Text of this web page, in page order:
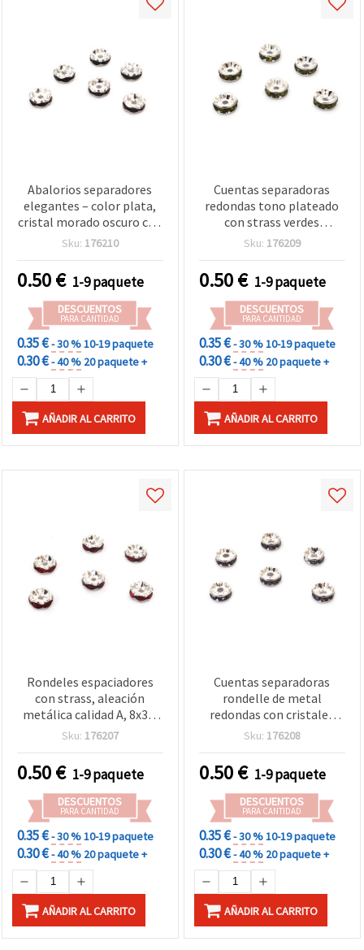
Abalorios separadores
elegantes – color plata,
cristal morado oscuro con
diseño zigzag, 8 x 3,5 mm,
– 10 uds para bisutería y
manualidades DIY
Sku: 176210
0.50€ 1-9 paquete
DESCUENTOS
PARA CANTIDAD
0.35 €- 30 %10-19 paquete
0.30 €- 40 % 20 paquete +
AÑADIR AL CARRITO
Cuentas separadoras
redondas tono plateado
con strass verdes
brillantes para bisutería,
agujero 1,5 mm - 10 uds.
Sku: 176209
0.50€ 1-9 paquete
DESCUENTOS
PARA CANTIDAD
0.35 €- 30 %10-19 paquete
0.30 €- 40 % 20 paquete +
AÑADIR AL CARRITO
Rondeles espaciadores
con strass, aleación
metálica calidad A, 8x3,5
mm, orificio 1,5 mm,
rojo rubí, 10 uds, abalorios
para bisutería y
manualidades
Sku: 176207
0.50€ 1-9 paquete
DESCUENTOS
PARA CANTIDAD
0.35 €- 30 %10-19 paquete
0.30 €- 40 % 20 paquete +
AÑADIR AL CARRITO
Cuentas separadoras
rondelle de metal
redondas con cristales
violeta, Grado A, 8x3,5
tono plateado – 10 uds
Sku: 176208
0.50€ 1-9 paquete
DESCUENTOS
PARA CANTIDAD
0.35 €- 30 %10-19 paquete
0.30 €- 40 % 20 paquete +
AÑADIR AL CARRITO